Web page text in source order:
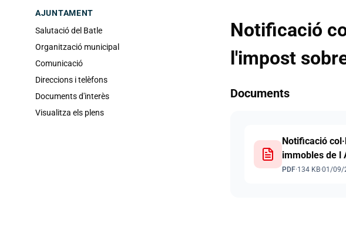
AJUNTAMENT
Salutació del Batle
Organització municipal
Comunicació
Direccions i telèfons
Documents d'interès
Visualitza els plens
Notificació
l'impost
Documents
Notificació
immobles de l
PDF·134 KB·01/09/